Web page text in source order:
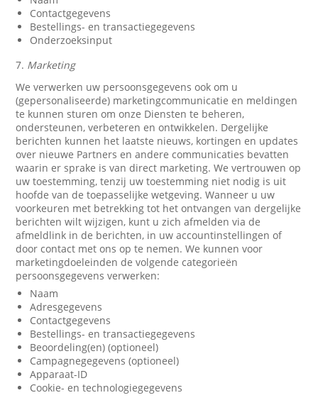
Contactgegevens
Bestellings- en transactiegegevens
Onderzoeksinput
7. Marketing
We verwerken uw persoonsgegevens ook om u
(gepersonaliseerde) marketingcommunicatie en meldingen
te kunnen sturen om onze Diensten te beheren,
ondersteunen, verbeteren en ontwikkelen. Dergelijke
berichten kunnen het laatste nieuws, kortingen en updates
over nieuwe Partners en andere communicaties bevatten
waarin er sprake is van direct marketing. We vertrouwen op
uw toestemming, tenzij uw toestemming niet nodig is uit
hoofde van de toepasselijke wetgeving. Wanneer u uw
voorkeuren met betrekking tot het ontvangen van dergelijke
berichten wilt wijzigen, kunt u zich afmelden via de
afmeldlink in de berichten, in uw accountinstellingen of
door contact met ons op te nemen. We kunnen voor
marketingdoeleinden de volgende categorieën
persoonsgegevens verwerken:
Naam
Adresgegevens
Contactgegevens
Bestellings- en transactiegegevens
Beoordeling(en) (optioneel)
Campagnegegevens (optioneel)
Apparaat-ID
Cookie- en technologiegegevens